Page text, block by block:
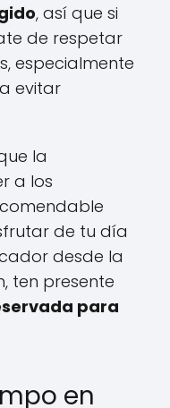
, así que si
de respetar
especialmente
evitar
la
a los
de tu día
desde la
ten presente
para
en